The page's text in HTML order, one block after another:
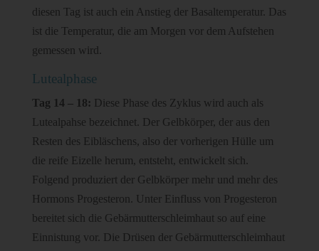
diesen Tag ist auch ein Anstieg der Basaltemperatur. Das
ist die Temperatur, die am Morgen vor dem Aufstehen
gemessen wird.
Lutealphase
Tag 14 – 18: Diese Phase des Zyklus wird auch als
Lutealpahse bezeichnet. Der Gelbkörper, der aus den
Resten des Eibläschens, also der vorherigen Hülle um
die reife Eizelle herum, entsteht, entwickelt sich.
Folgend produziert der Gelbkörper mehr und mehr des
Hormons Progesteron. Unter Einfluss von Progesteron
bereitet sich die Gebärmutterschleimhaut so auf eine
Einnistung vor. Die Drüsen der Gebärmutterschleimhaut